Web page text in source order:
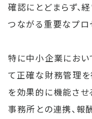
確認にとどまらず、
つながる重要なプロ
特に中小企業におい
て正確な財務管理を
を効果的に機能させ
事務所との連携、